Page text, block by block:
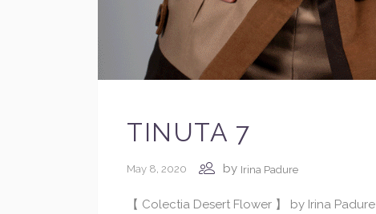
TINUTA 7
May 8, 2020 by Irina Padure
【 Colectia Desert Flower 】 by Irina Padure